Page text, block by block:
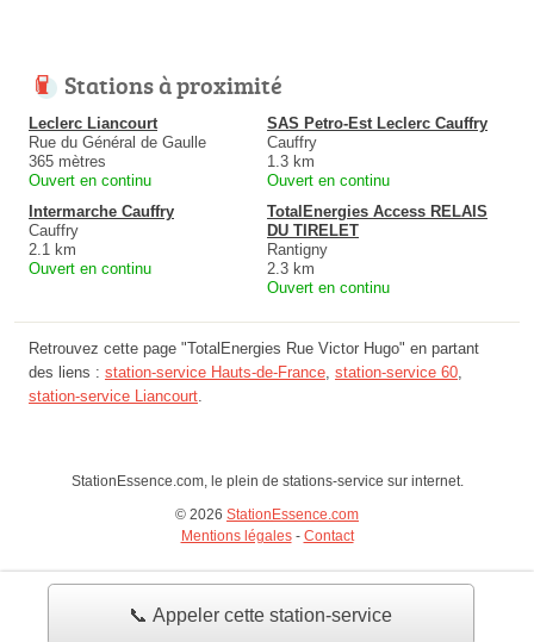
📞 Appeler cette station-service
Stations à proximité
Leclerc Liancourt
Rue du Général de Gaulle
365 mètres
Ouvert en continu
SAS Petro-Est Leclerc Cauffry
Cauffry
1.3 km
Ouvert en continu
Intermarche Cauffry
Cauffry
2.1 km
Ouvert en continu
TotalEnergies Access RELAIS
DU TIRELET
Rantigny
2.3 km
Ouvert en continu
Retrouvez cette page "TotalEnergies Rue Victor Hugo" en partant
des liens : station-service Hauts-de-France station-service 60
station-service Liancourt
StationEssence.com, le plein de stations-service sur internet.
© 2026 StationEssence.com
Mentions légales- Contact